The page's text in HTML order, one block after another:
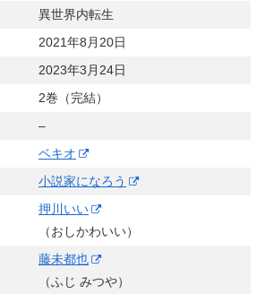
異世界内転生
2021年8月20日
2023年3月24日
2巻（完結）
–
ベキオ
小説家になろう
押川いい
（おしかわいい）
藤未都也
（ふじ みつや）